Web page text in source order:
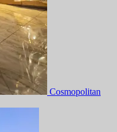
Cosmopolitan